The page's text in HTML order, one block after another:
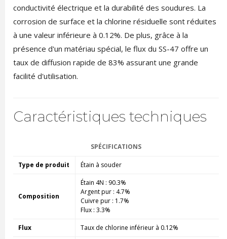
conductivité électrique et la durabilité des soudures. La
corrosion de surface et la chlorine résiduelle sont réduites
à une valeur inférieure à 0.12%. De plus, grâce à la
présence d'un matériau spécial, le flux du SS-47 offre un
taux de diffusion rapide de 83% assurant une grande
facilité d'utilisation.
Caractéristiques techniques
SPÉCIFICATIONS
Type de produit Étain à souder
Composition
Étain 4N : 90.3%
Argent pur : 4.7%
Cuivre pur : 1.7%
Flux : 3.3%
Flux Taux de chlorine inférieur à 0.12%